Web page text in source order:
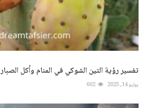
تفسير رؤية التين الشوكي في المنام وأكل الصبار
يوليو 14, 2025 602